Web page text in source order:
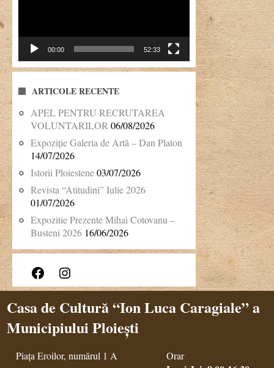
00:00 52:33
ARTICOLE RECENTE
APEL PENTRU RECRUTAREA
VOLUNTARILOR 06/08/2026
Expoziție Galeria de Artă – Dan Platon
14/07/2026
Istorii Ploiestene03/07/2026
Revista “Atitudini” Iulie 2026
01/07/2026
Expozitie Prezente Mihai Cotovanu –
Busteni 2026 16/06/2026
Facebook Instagram
Casa de Cultură “Ion Luca Caragiale” a
Municipiului Ploiești
Piața Eroilor, numărul 1 A Orar